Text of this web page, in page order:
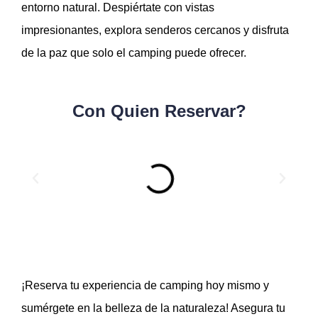
entorno natural. Despiértate con vistas
impresionantes, explora senderos cercanos y disfruta
de la paz que solo el camping puede ofrecer.
Con Quien Reservar?
¡Reserva tu experiencia de camping hoy mismo y
sumérgete en la belleza de la naturaleza! Asegura tu